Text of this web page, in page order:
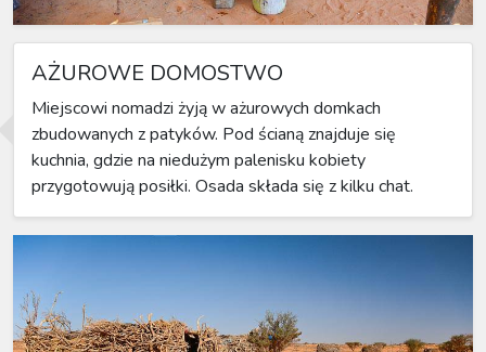
AŻUROWE DOMOSTWO
Miejscowi nomadzi żyją w ażurowych domkach
zbudowanych z patyków. Pod ścianą znajduje się
kuchnia, gdzie na niedużym palenisku kobiety
przygotowują posiłki. Osada składa się z kilku chat.